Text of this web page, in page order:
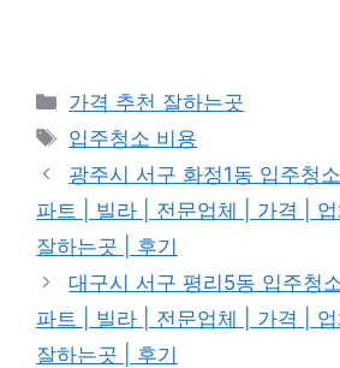
카
테
고
리
가격 추천 잘하는곳
태
그
입주청소 비용
광주시 서구 화정1동 입주청
파트 | 빌라 | 전문업체 | 가격 | 업
잘하는곳 | 후기
대구시 서구 평리5동 입주청
파트 | 빌라 | 전문업체 | 가격 | 업
잘하는곳 | 후기